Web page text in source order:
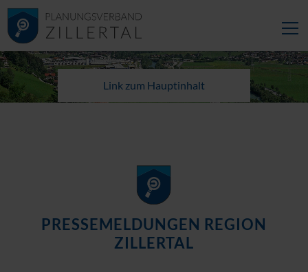
Link zum Hauptinhalt
PRESSEMELDUNGEN REGION
ZILLERTAL